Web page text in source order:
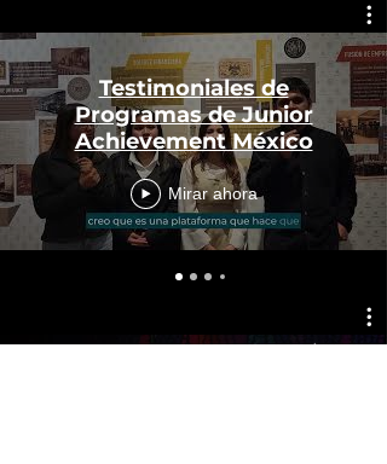
Testimoniales de
Programas de Junior
Achievement México
Mirar ahora